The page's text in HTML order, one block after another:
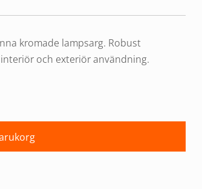
kromade lampsarg. Robust
och exteriör användning.